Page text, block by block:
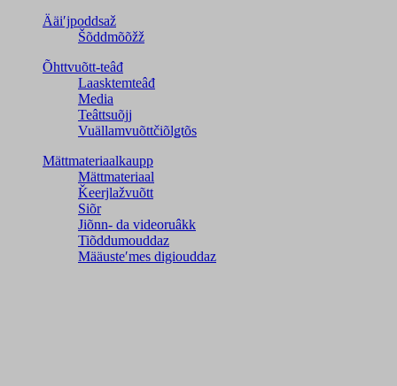
Ääiʹjpoddsaž
Šõddmõõžž
Õhttvuõtt-teâđ
Laasktemteâđ
Media
Teâttsuõjj
Vuällamvuõttčiõlǥtõs
Mättmateriaalkaupp
Mättmateriaal
Ǩeerjlažvuõtt
Siõr
Jiõnn- da videoruâkk
Tiõddumouddaz
Määusteʹmes digiouddaz